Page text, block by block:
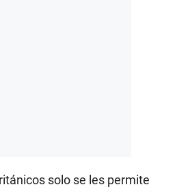
solo se les permite